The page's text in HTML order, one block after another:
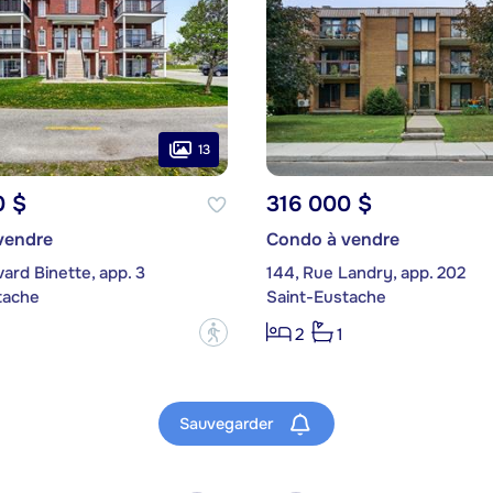
13
$
Binette, app. 3
?
316 000 $
Condo à vendre
144, Rue Landry, app. 202
Saint-Eustache
2
1
Sauvegarder